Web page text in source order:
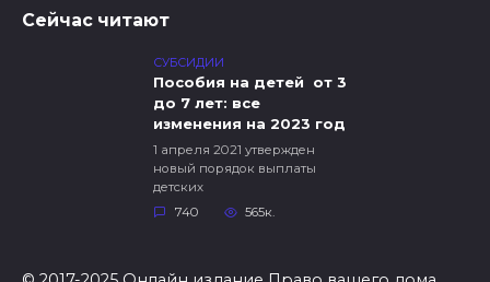
Сейчас читают
СУБСИДИИ
Пособия на детей от 3
до 7 лет: все
изменения на 2023 год
1 апреля 2021 утвержден
новый порядок выплаты
детских
740
565к.